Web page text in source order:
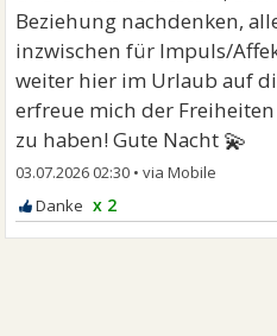
Beziehung nachdenken,
inzwischen für Impuls/
weiter hier im Urlaub auf
erfreue mich der
zu haben! Gute Nacht 💫
03.07.2026 02:30 •
x 2